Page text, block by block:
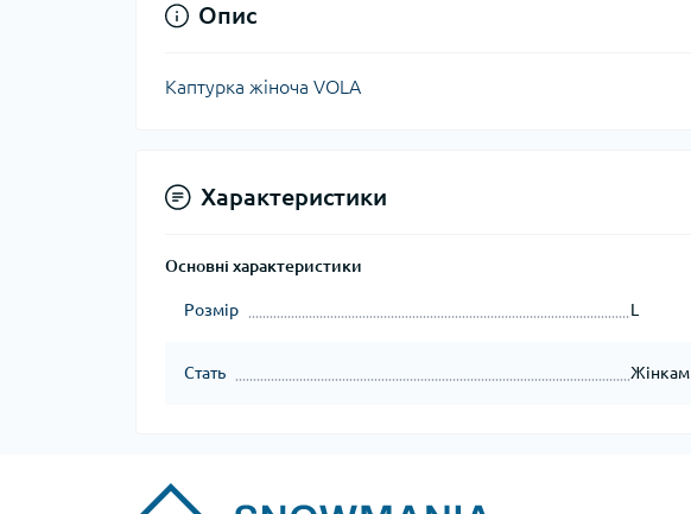
Опис
Каптурка жіноча VOLA
Характеристики
Основні характеристики
Розмір L
Стать Жінкам